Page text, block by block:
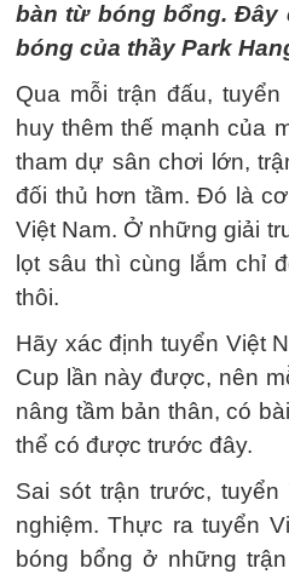
bàn từ bóng bổng.
bóng của thầy Park
Qua mỗi trận đấu,
huy thêm thế mạnh của
tham dự sân chơi lớn,
đối thủ hơn tầm. Đó là
Việt Nam. Ở những giải
lọt sâu thì cùng lắm chỉ
thôi.
Hãy xác định tuyển Việt
Cup lần này được, nên
nâng tầm bản thân, có
thể có được trước đây.
Sai sót trận trước,
nghiệm. Thực ra tuyển
bóng bổng ở những